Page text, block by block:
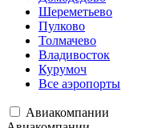
Шереметьево
Пулково
Толмачево
Владивосток
Курумоч
Все аэропорты
Авиакомпании